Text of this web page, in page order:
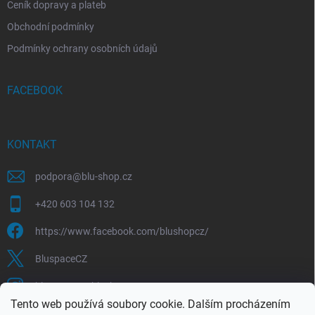
Tento web používá soubory cookie. Dalším procházením
Ceník dopravy a plateb
Obchodní podmínky
Podmínky ochrany osobních údajů
FACEBOOK
KONTAKT
podpora@blu-shop.cz
+420 603 104 132
https://www.facebook.com/blushopcz/
BluspaceCZ
bluspace.cz_blushop.cz